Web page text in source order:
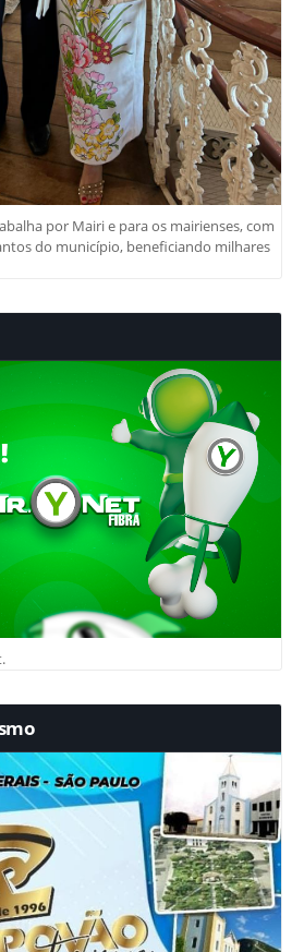
por Mairi e para os mairienses, com
do município, beneficiando milhares